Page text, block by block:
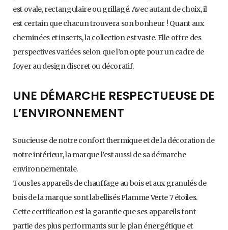
est ovale, rectangulaire ou grillagé. Avec autant de choix, il
est certain que chacun trouvera son bonheur ! Quant aux
cheminées et inserts, la collection est vaste. Elle offre des
perspectives variées selon que l’on opte pour un cadre de
foyer au design discret ou décoratif.
UNE DÉMARCHE RESPECTUEUSE DE
L’ENVIRONNEMENT
Soucieuse de notre confort thermique et de la décoration de
notre intérieur, la marque l’est aussi de sa démarche
environnementale.
Tous les appareils de chauffage au bois et aux granulés de
bois de la marque sont labellisés Flamme Verte 7 étoiles.
Cette certification est la garantie que ses appareils font
partie des plus performants sur le plan énergétique et